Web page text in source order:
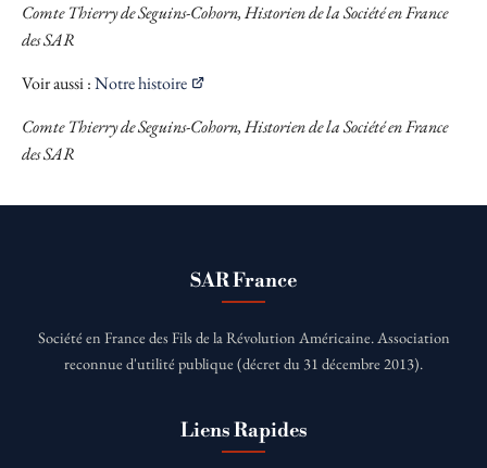
Comte Thierry de Seguins-Cohorn, Historien de la Société en France
des SAR
Voir aussi :Notre histoire
Comte Thierry de Seguins-Cohorn, Historien de la Société en France
des SAR
SAR France
Société en France des Fils de la Révolution Américaine. Association
reconnue d'utilité publique (décret du 31 décembre 2013).
Liens Rapides